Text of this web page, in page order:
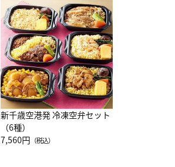
新千歳空港発 冷凍空弁セット
（6種）
7,560円 （税込）